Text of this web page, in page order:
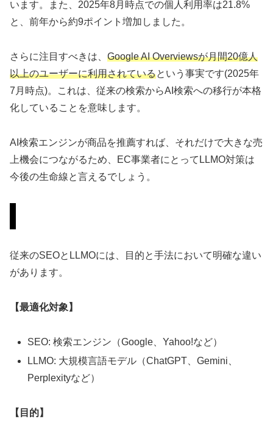
います。また、2025年8月時点での個人利用率は21.8%
と、前年から約9ポイント増加しました。
さらに注目すべきは、 Google AI Overviewsが月間20億人
以上のユーザーに利用されているという事実です(2025年
7月時点)。これは、従来の検索からAI検索への移行が本格
化していることを意味します。
AI検索エンジンが商品を推薦すれば、それだけで大きな売
上機会につながるため、EC事業者にとってLLMO対策は
今後の生命線と言えるでしょう。
従来のSEOとLLMOには、目的と手法において明確な違い
があります。
【最適化対象】
SEO: 検索エンジン（Google、Yahoo!など）
LLMO: 大規模言語モデル（ChatGPT、Gemini、
Perplexityなど）
【目的】